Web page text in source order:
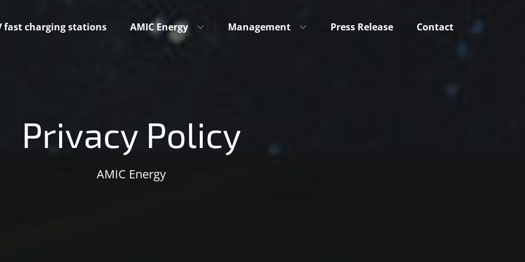
fast charging stations AMIC Energy Management Press Release Contact
Privacy Policy
AMIC Energy